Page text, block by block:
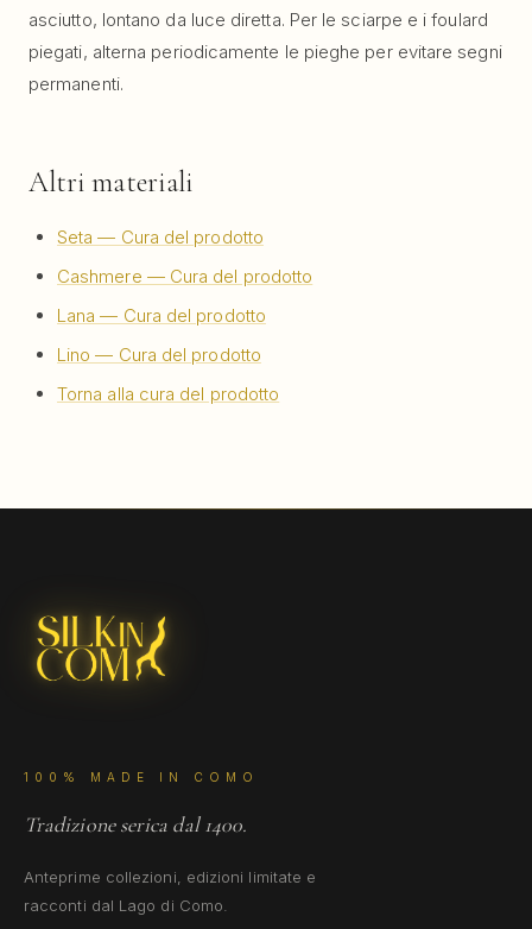
asciutto, lontano da luce diretta. Per le sciarpe e i foulard
piegati, alterna periodicamente le pieghe per evitare segni
permanenti.
Altri materiali
Seta — Cura del prodotto
Cashmere — Cura del prodotto
Lana — Cura del prodotto
Lino — Cura del prodotto
Torna alla cura del prodotto
100% MADE IN COMO
Tradizione serica dal 1400.
Anteprime collezioni, edizioni limitate e
racconti dal Lago di Como.